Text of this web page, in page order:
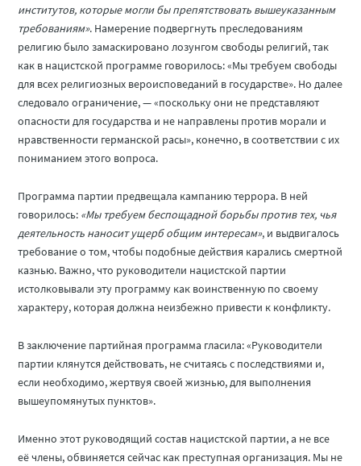
институтов, которые могли бы препятствовать вышеуказанным
требованиям». Намерение подвергнуть преследованиям
религию было замаскировано лозунгом свободы религий, так
как в нацистской программе говорилось: «Мы требуем свободы
для всех религиозных вероисповеданий в государстве». Но далее
следовало ограничение, — «поскольку они не представляют
опасности для государства и не направлены против морали и
нравственности германской расы», конечно, в соответствии с их
пониманием этого вопроса.
Программа партии предвещала кампанию террора. В ней
говорилось: «Мы требуем беспощадной борьбы против тех, чья
деятельность наносит ущерб общим интересам», и выдвигалось
требование о том, чтобы подобные действия карались смертной
казнью. Важно, что руководители нацистской партии
истолковывали эту программу как воинственную по своему
характеру, которая должна неизбежно привести к конфликту.
В заключение партийная программа гласила: «Руководители
партии клянутся действовать, не считаясь с последствиями и,
если необходимо, жертвуя своей жизнью, для выполнения
вышеупомянутых пунктов».
Именно этот руководящий состав нацистской партии, а не все
её члены, обвиняется сейчас как преступная организация. Мы не